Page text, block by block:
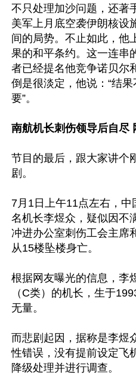
不只处理加沙问题，还著
美军上月底空袭伊朗核设
间的局势。不止如此，他
果的和平条约。这一连串
者已经提名他竞争诺贝尔
倒是很淡定，他说：“结
要”。
南航机长刺伤领导后自尽
节目的最后，跟大家讲个
剧。
7月1日上午11点左右，
名机长李煜众，疑似因不
冲进办公室刺伤工会主席
从15楼坠楼身亡。
根据网友曝光的信息，李
（C类）的机长，生于
无量。
而悲剧起因，据称是李煜
性错误，没有提前设定飞
降级处理并进行调查。